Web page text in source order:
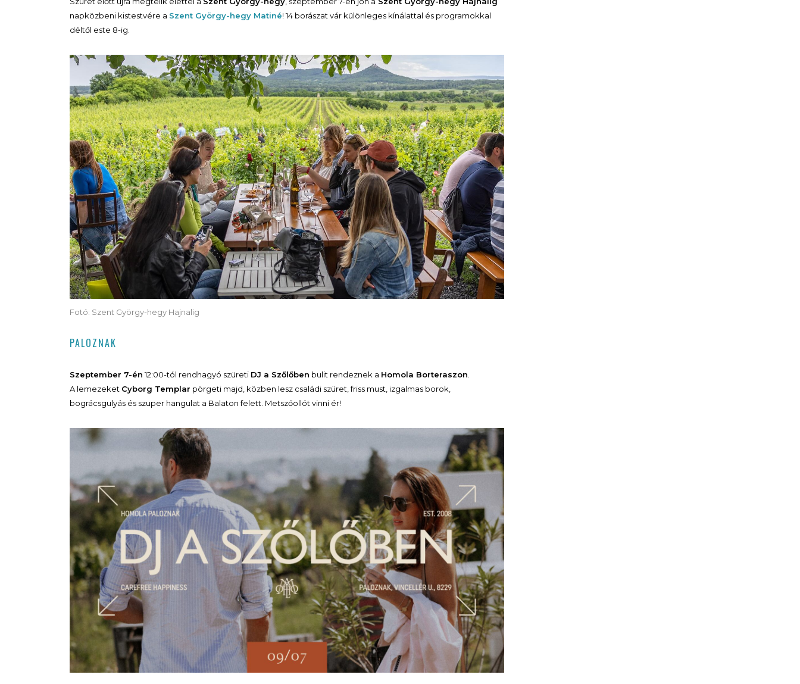
napközbeni kistestvére a Szent György-hegy Matiné! 14 borászat vár különleges kínálattal és programokkal
déltől este 8-ig.
Fotó: Szent György-hegy Hajnalig
PALOZNAK
Szeptember 7-én12:00-tól rendhagyó szüreti DJ a Szőlőben bulit rendeznek a Homola Borteraszon.
A lemezeket Cyborg Templar pörgeti majd, közben lesz családi szüret, friss must, izgalmas borok,
bográcsgulyás és szuper hangulat a Balaton felett. Metszőollót vinni ér!